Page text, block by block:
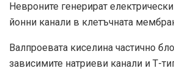
Невроните генерират
йонни канали в клетъчната
Валпроевата киселина частично
зависимите натриеви канали и Т-